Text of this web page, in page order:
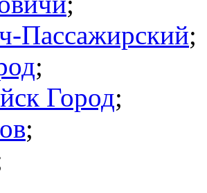
Пассажирский;
;
Город;
;